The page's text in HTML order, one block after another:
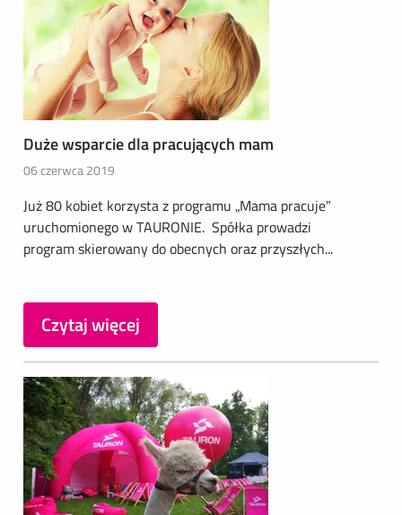
Duże wsparcie dla pracujących mam
06 czerwca 2019
Już 80 kobiet korzysta z programu „Mama pracuje”
uruchomionego w TAURONIE. Spółka prowadzi
program skierowany do obecnych oraz przyszłych...
Czytaj więcej